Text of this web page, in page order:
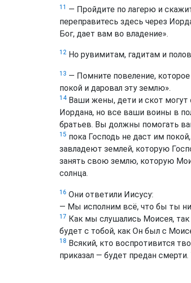
11 — Пройдите по лагерю и
переправитесь здесь через
Бог, дает вам во владение».
12 Но рувимитам, гадитам и
13 — Помните повеление,
покой и даровал эту землю».
14Ваши жены, дети и скот могут
Иордана, но все ваши воины в
братьев. Вы должны помогать
15 пока Господь не даст им
завладеют землей, которую
занять свою землю, которую
солнца.
16 Они ответили Иисусу:
— Мы исполним всё, что бы ты
17 Как мы слушались Моисея, так
будет с тобой, как Он был с
18 Всякий, кто воспротивится
приказал — будет предан